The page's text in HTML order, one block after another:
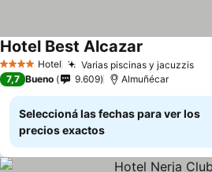
4 EstrellasHotel Varias piscinas y jacuzzis
Hotel Best Alcazar
7,7 Bueno 9.609 Almuñécar
Seleccioná las fechas para ver los
precios exactos